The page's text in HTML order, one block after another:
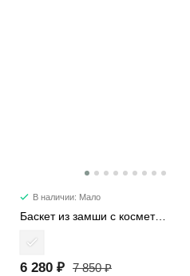
В наличии: Мало
Баскет из замши с косметичкой 6785
6 280 ₽ 7 850 ₽